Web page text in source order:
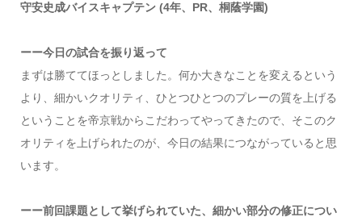
守安史成バイスキャプテン (4年、PR、桐蔭学園)
ーー今日の試合を振り返って
まずは勝ててほっとしました。何か大きなことを変えるという
より、細かいクオリティ、ひとつひとつのプレーの質を上げる
ということを帝京戦からこだわってやってきたので、そこのク
オリティを上げられたのが、今日の結果につながっていると思
います。
ーー前回課題として挙げられていた、細かい部分の修正につい